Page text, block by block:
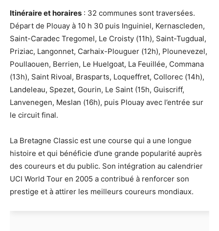
Itinéraire et horaires : 32 communes sont traversées.
Départ de Plouay à 10 h 30 puis Inguiniel, Kernascleden,
Saint-Caradec Tregomel, Le Croisty (11h), Saint-Tugdual,
Priziac, Langonnet, Carhaix-Plouguer (12h), Plounevezel,
Poullaouen, Berrien, Le Huelgoat, La Feuillée, Commana
(13h), Saint Rivoal, Brasparts, Loqueffret, Collorec (14h),
Landeleau, Spezet, Gourin, Le Saint (15h, Guiscriff,
Lanvenegen, Meslan (16h), puis Plouay avec l’entrée sur
le circuit final.
La Bretagne Classic est une course qui a une longue
histoire et qui bénéficie d’une grande popularité auprès
des coureurs et du public. Son intégration au calendrier
UCI World Tour en 2005 a contribué à renforcer son
prestige et à attirer les meilleurs coureurs mondiaux.